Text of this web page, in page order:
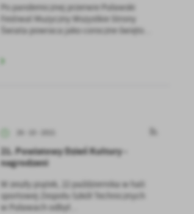
Po pandemicznej przerwie Puławski
Festiwal Muzyczny Wszystkie Strony
Świata powraca jako coroczne święto...
21. Powiatowy Dzień Kultury -
nagrodzeni
W zeszły piątek, 22 października w hali
sportowej Zespołu Szkół Technicznych
w Puławach odbył...